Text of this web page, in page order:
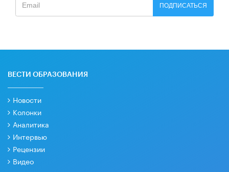
ПОДПИСАТЬСЯ
ВЕСТИ ОБРАЗОВАНИЯ
Новости
Колонки
Аналитика
Интервью
Рецензии
Видео